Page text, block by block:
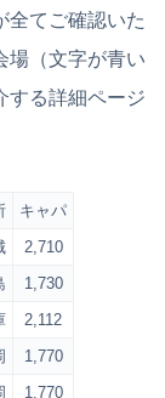
全てご確認いた
場（文字が青い
する詳細ページ
キャパ
2,710
1,730
2,112
1,770
1,770